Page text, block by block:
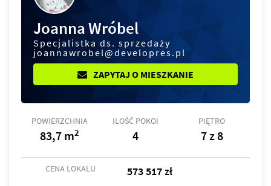
Joanna Wróbel
Specjalistka ds. sprzedaży
joannawrobel@developres.pl
ZAPYTAJ O MIESZKANIE
POWIERZCHNIA
83,7 m2
ILOŚĆ POKOI
4
PIĘTRO
7 z 8
CENA LOKALU 573 517 zł